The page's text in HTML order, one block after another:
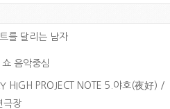
를 달리는 남자
음악중심
HIGH PROJECT NOTE 5.야호(夜好) /
극장